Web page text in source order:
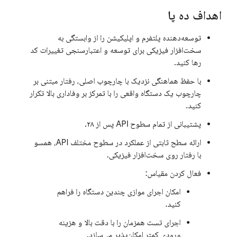
اهداف ده پا
توسعه‌دهنده پلتفرم و اپلیکیشن را از وابستگی به
سخت‌افزار فیزیکی برای توسعه و اعتبارسنجی تغییرات کد
رها کنید.
با حفظ هماهنگی نزدیک با چارچوب اصلی، رفتار مبتنی بر
چارچوب یک دستگاه واقعی را با تمرکز بر وفاداری بالا تکرار
کنید.
پشتیبانی از تمام سطوح API پس از ۲۸.
ارائه سطح ثابتی از عملکرد در سطوح مختلف API، همسو
با رفتار روی سخت‌افزار فیزیکی.
فعال کردن مقیاس:
امکان اجرای موازی چندین دستگاه را فراهم
کنید.
اجرای تست همزمان را با دقت بالا و هزینه
ورودی کمتر امکان‌پذیر می‌سازد.